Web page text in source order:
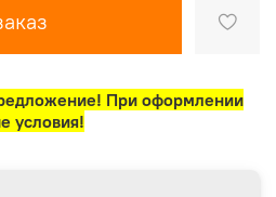
При оформлении
условия!